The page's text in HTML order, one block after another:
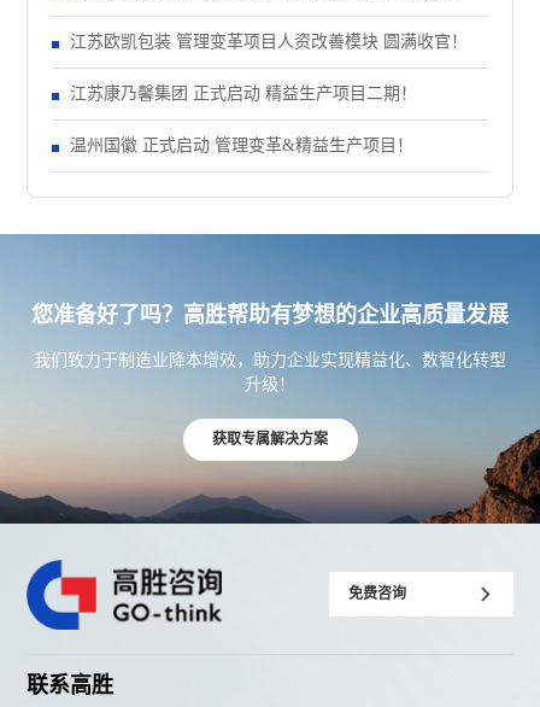
江苏欧凯包装 管理变革项目人资改善模块 圆满收官！
江苏康乃馨集团 正式启动 精益生产项目二期！
温州国徽 正式启动 管理变革&精益生产项目！
您准备好了吗？高胜帮助有梦想的企业高质量发展
我们致力于制造业降本增效，助力企业实现精益化、数智化转型
升级！
获取专属解决方案
免费咨询
联系高胜